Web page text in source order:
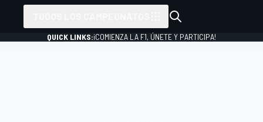
QUICK LINKS:¡COMIENZA LA F1, ÚNETE Y PARTICIPA!